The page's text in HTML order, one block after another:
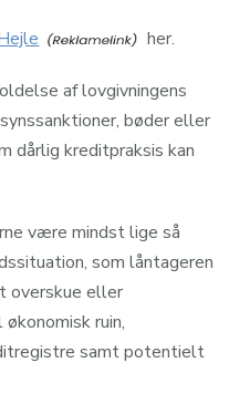
her.
af lovgivningens
bøder eller
dårlig kreditpraksis kan
være mindst lige så
som låntageren
overskue eller
ruin,
samt potentielt